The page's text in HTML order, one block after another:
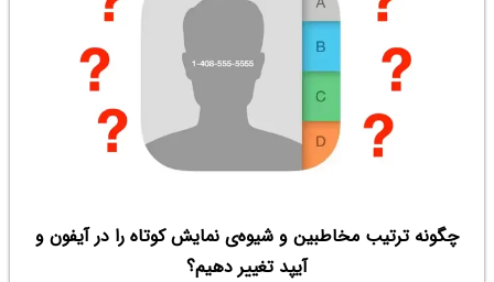
چگونه ترتیب مخاطبین و شیوه‌ی نمایش کوتاه را در آیفون و
آیپد تغییر دهیم؟